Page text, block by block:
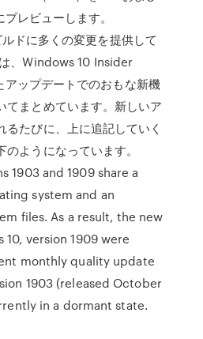
レビューします。
ドに多くの変更を提供して
、Windows 10 Insider
ップデートでのおもな新機
てまとめています。新しいア
るたびに、上に追記していく
ようになっています。
1903 and 1909 share a
system and an
files. As a result, the new
version 1909 were
monthly quality update
1903 (released October
in a dormant state.